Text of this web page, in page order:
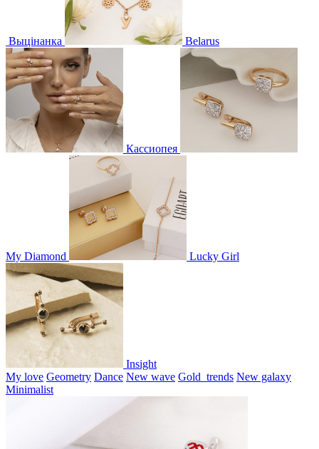
Выцінанка Belarus
Кассиопея
My Diamond Lucky Girl
Insight
My love Geometry Dance New wave Gold_trends New galaxy
Minimalist